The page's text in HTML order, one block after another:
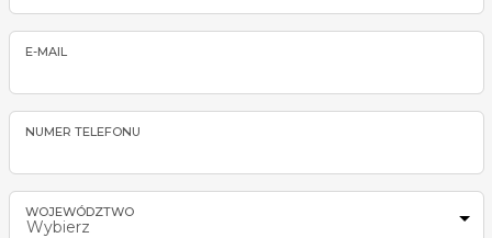
E-MAIL
NUMER TELEFONU
WOJEWÓDZTWO
Wybierz